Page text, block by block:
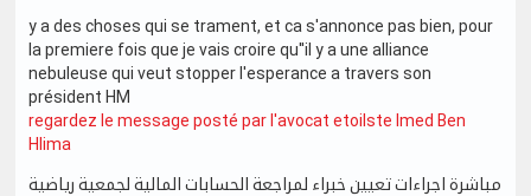
y a des choses qui se trament, et ca s'annonce pas bien, pour
la premiere fois que je vais croire qu''il y a une alliance
nebuleuse qui veut stopper l'esperance a travers son
président HM
regardez le message posté par l'avocat etoilste Imed Ben
Hlima
مباشرة اجراءات تعيين خبراء لمراجعة الحسابات المالية لجمعية رياضية